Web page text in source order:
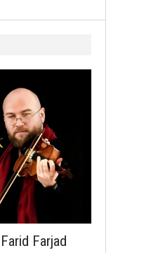
Farjad